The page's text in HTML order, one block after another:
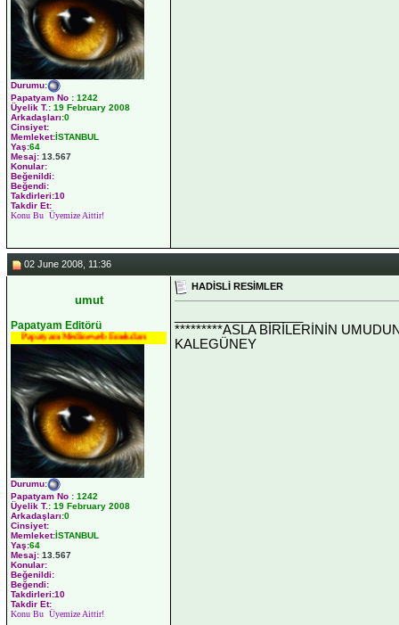
Durumu:
Papatyam No : 1242
Üyelik T.: 19 February 2008
Arkadaşları:0
Cinsiyet:
Memleket:İSTANBUL
Yaş:64
Mesaj: 13.567
Konular:
Beğenildi:
Beğendi:
Takdirleri:10
Takdir Et:
Konu Bu Üyemize Aittir!
02 June 2008, 11:36
umut
Papatyam Editörü
Papatyam Medineweb Emekdarı
Durumu:
Papatyam No : 1242
Üyelik T.: 19 February 2008
Arkadaşları:0
Cinsiyet:
Memleket:İSTANBUL
Yaş:64
Mesaj: 13.567
Konular:
Beğenildi:
Beğendi:
Takdirleri:10
Takdir Et:
Konu Bu Üyemize Aittir!
HADİSLİ RESİMLER
*********ASLA BİRİLERİNİN
KALEGÜNEY